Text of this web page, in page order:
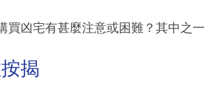
買凶宅有甚麼注意或困難？其中之一
揭